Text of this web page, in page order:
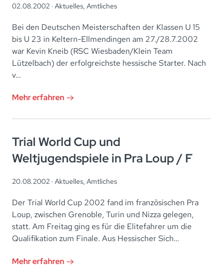
02.08.2002 · Aktuelles, Amtliches
Bei den Deutschen Meisterschaften der Klassen U 15
bis U 23 in Keltern-Ellmendingen am 27./28.7.2002
war Kevin Kneib (RSC Wiesbaden/Klein Team
Lützelbach) der erfolgreichste hessische Starter. Nach
v…
Mehr erfahren
Trial World Cup und
Weltjugendspiele in Pra Loup / F
20.08.2002 · Aktuelles, Amtliches
Der Trial World Cup 2002 fand im französischen Pra
Loup, zwischen Grenoble, Turin und Nizza gelegen,
statt. Am Freitag ging es für die Elitefahrer um die
Qualifikation zum Finale. Aus Hessischer Sich…
Mehr erfahren